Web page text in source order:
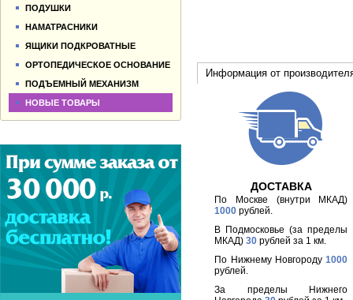
Информация от
ДОСТАВКА
По Москве (внутри МКАД)
1000 рублей.
В Подмосковье (за пределы
МКАД)30 рублей за 1 км.
По Нижнему Новгороду1000
рублей.
За пределы Нижнего
ПОДУШКИ
НАМАТРАСНИКИ
ЯЩИКИ ПОДКРОВАТНЫЕ
ОРТОПЕДИЧЕСКОЕ ОСНОВАНИЕ
ПОДЪЕМНЫЙ МЕХАНИЗМ
НОВЫЕ ТОВАРЫ